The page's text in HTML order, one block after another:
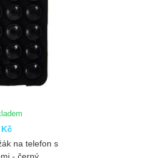
na telefon s